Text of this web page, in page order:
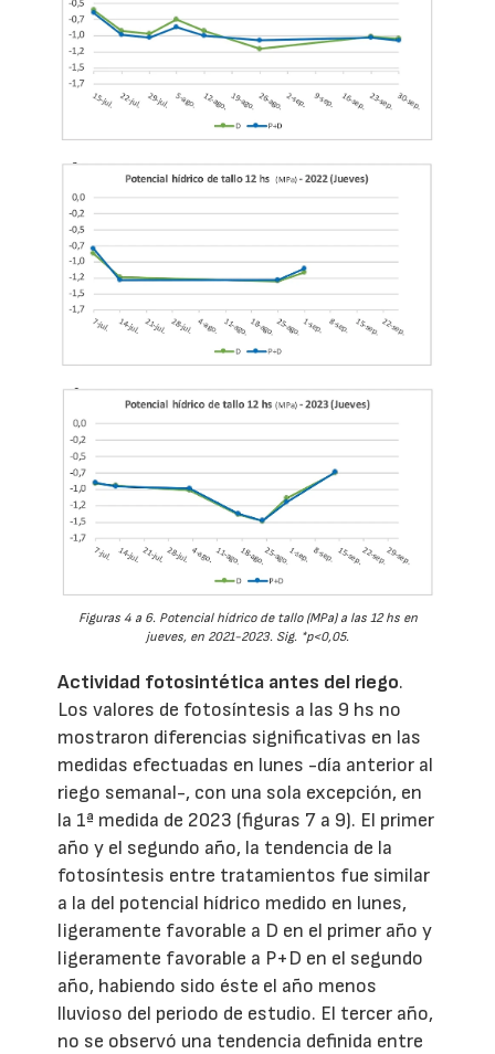
Figuras 4 a 6. Potencial hídrico de tallo (MPa) a las 12 hs en
jueves, en 2021-2023. Sig. *p<0,05.
Actividad fotosintética antes del riego.
Los valores de fotosíntesis a las 9 hs no
mostraron diferencias significativas en las
medidas efectuadas en lunes -día anterior al
riego semanal-, con una sola excepción, en
la 1ª medida de 2023 (figuras 7 a 9). El primer
año y el segundo año, la tendencia de la
fotosíntesis entre tratamientos fue similar
a la del potencial hídrico medido en lunes,
ligeramente favorable a D en el primer año y
ligeramente favorable a P+D en el segundo
año, habiendo sido éste el año menos
lluvioso del periodo de estudio. El tercer año,
no se observó una tendencia definida entre